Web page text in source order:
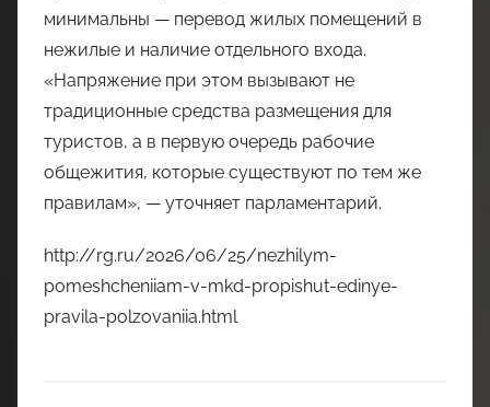
минимальны — перевод жилых помещений в
нежилые и наличие отдельного входа.
«Напряжение при этом вызывают не
традиционные средства размещения для
туристов, а в первую очередь рабочие
общежития, которые существуют по тем же
правилам», — уточняет парламентарий.
http://rg.ru/2026/06/25/nezhilym-
pomeshcheniiam-v-mkd-propishut-edinye-
pravila-polzovaniia.html